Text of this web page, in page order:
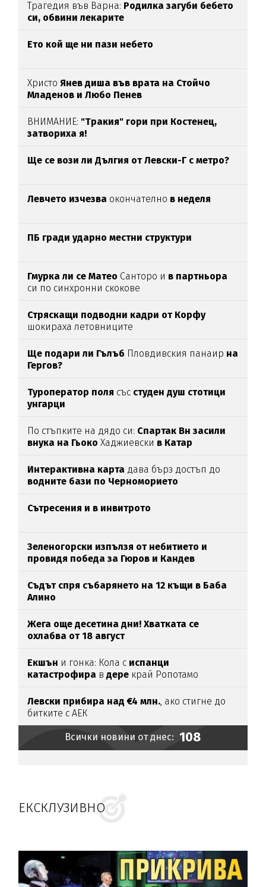
Трагедия във Варна: Родилка загуби бебето
си, обвини лекарите
Ето кой ще ни пази небето
ХристоЯнев диша във врата на Стойчо
Младенов и Любо Пенев
ВНИМАНИЕ: "Тракия" гори при Костенец,
затвориха я!
Ще се вози ли Дългия от Левски-Г с метро?
Левчето изчезва окончателно в неделя
ПБ гради ударно местни структури
Гмурка ли се Матео Санторо и в партньора
си по синхронни скокове
Стряскащи подводни кадри от Корфу
шокираха летовниците
Ще подари ли Гълъб Пловдивския панаир на
Гергов?
Туроператор поля със студен душ стотици
унгарци
По стъпките на дядо си: Спартак Вн засили
внука на Гьоко Хаджиевски в Катар
Интерактивна карта дава бърз достъп до
водните бази по Черноморието
Сътресения и в инвитрото
Зеленогорски изпълзя от небитието и
провидя победа за Гюров и Кандев
Съдът спря събарянето на 12 къщи в Баба
Алино
Жега още десетина дни! Хватката се
охлабва от 18 август
Екшън и гонка: Кола с испанци
катастрофира вдере край Ропотамо
Левски прибира над €4 млн., ако стигне до
битките с АЕК
Всички новини от днес: 108
ЕКСКЛУЗИВНО